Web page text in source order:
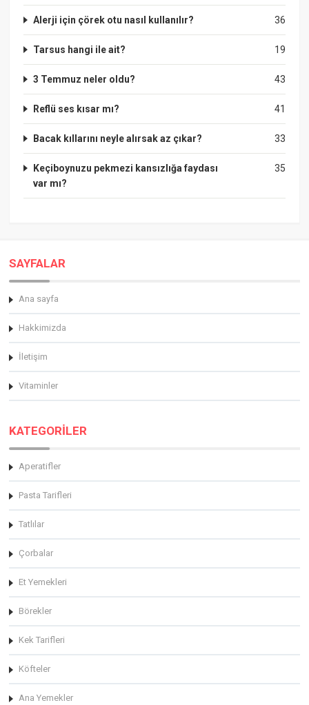
36
Alerji için çörek otu nasıl kullanılır?
19
Tarsus hangi ile ait?
43
3 Temmuz neler oldu?
41
Reflü ses kısar mı?
33
Bacak kıllarını neyle alırsak az çıkar?
35
Keçiboynuzu pekmezi kansızlığa faydası
var mı?
SAYFALAR
Ana sayfa
Hakkimizda
İletişim
Vitaminler
KATEGORİLER
Aperatifler
Pasta Tarifleri
Tatlılar
Çorbalar
Et Yemekleri
Börekler
Kek Tarifleri
Köfteler
Ana Yemekler